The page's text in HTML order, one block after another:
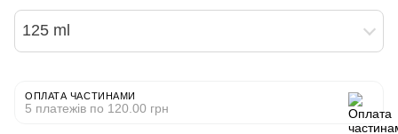
125 ml
ОПЛАТА ЧАСТИНАМИ
5 платежів по 120.00 грн